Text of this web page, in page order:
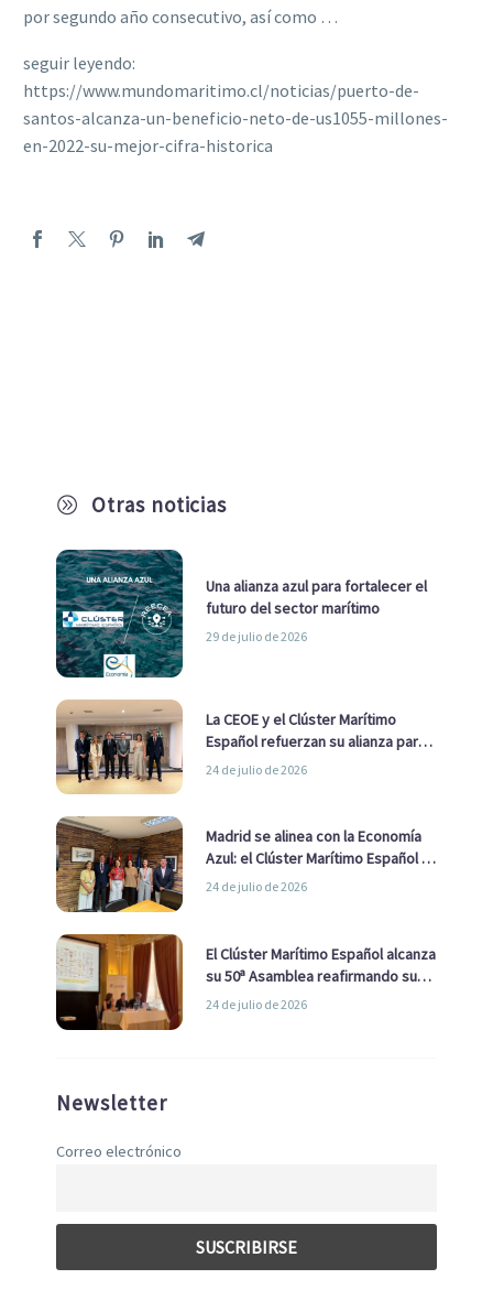
A Otras noticias
Una alianza azul para fortalecer el
futuro del sector marítimo
29 de julio de 2026
La CEOE y el Clúster Marítimo
Español refuerzan su alianza para
impulsar una estrategia Nacional
24 de julio de 2026
Madrid se alinea con la Economía
Azul: el Clúster Marítimo Español y
la Real Liga Naval avanzan alianzas
24 de julio de 2026
El Clúster Marítimo Español alcanza
su 50ª Asamblea reafirmando su
liderazgo en la Economía Azul
24 de julio de 2026
Newsletter
Correo electrónico
por segundo año consecutivo, así como …
seguir leyendo:
https://www.mundomaritimo.cl/noticias/puerto-de-
santos-alcanza-un-beneficio-neto-de-us1055-millones-
en-2022-su-mejor-cifra-historica